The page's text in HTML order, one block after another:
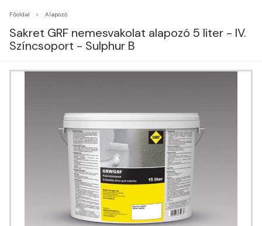
Főoldal Alapozó
Sakret GRF nemesvakolat alapozó 5 liter - IV.
Színcsoport - Sulphur B